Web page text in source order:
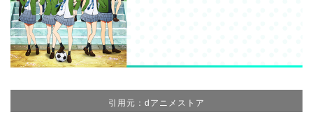
引用元：dアニメストア